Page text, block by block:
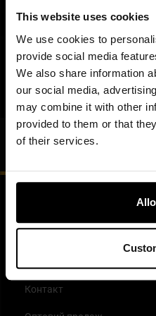
This website uses cookies
We use cookies to
provide social media
We also share information
our social media,
may combine it with other
provided to them or that
of their services.
y f i
Контакт